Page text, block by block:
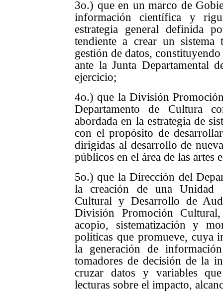
3o.) que en un marco de
información científica y
estrategia general definida
tendiente a crear un sistema
gestión de datos,
ante la Junta Departamental
ejercicio;
4o.) que la División
Departamento de Cultura
abordada en la estrategia de
con el propósito de
dirigidas al desarrollo de
públicos en el área de las artes
5o.) que la Dirección del
la creación de una Unidad
Cultural y Desarrollo de
División Promoción
acopio, sistematización y
políticas que promueve, cuya
la generación de
tomadores de decisión de la
cruzar datos y variables
lecturas sobre el impacto,